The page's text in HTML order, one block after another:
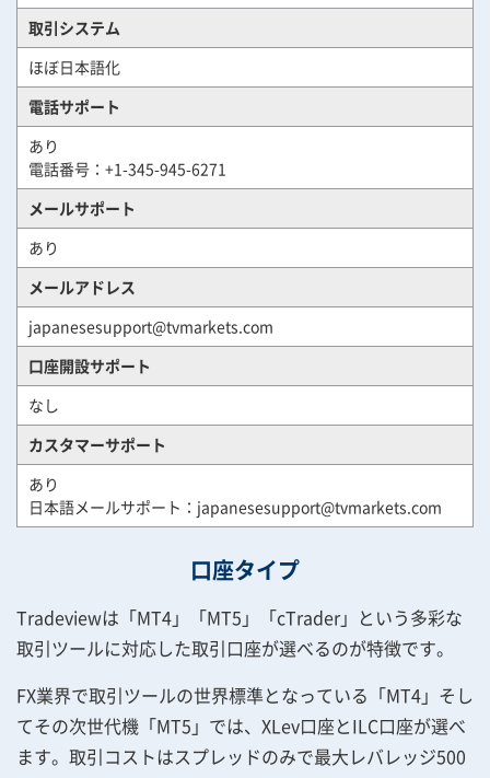
取引システム
ほぼ日本語化
電話サポート
あり
電話番号：+1-345-945-6271
メールサポート
あり
メールアドレス
japanesesupport@tvmarkets.com
口座開設サポート
なし
カスタマーサポート
あり
日本語メールサポート： japanesesupport@tvmarkets.com
口座タイプ
Tradeviewは「MT4」「MT5」「cTrader」という多彩な
取引ツールに対応した取引口座が選べるのが特徴です。
FX業界で取引ツールの世界標準となっている「MT4」そし
てその次世代機「MT5」では、XLev口座とILC口座が選べ
ます。取引コストはスプレッドのみで最大レバレッジ500